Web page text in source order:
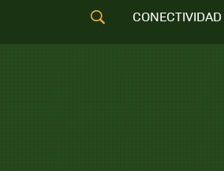
CONECTIVIDAD